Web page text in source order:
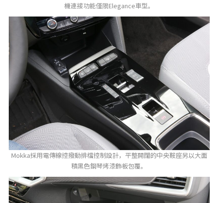
機連接功能僅限Elegance車型。
Mokka採用電傳線控撥動排檔控制設計，平整開闊的中央鞍座另以大面
積黑色鋼琴烤漆飾板包覆。